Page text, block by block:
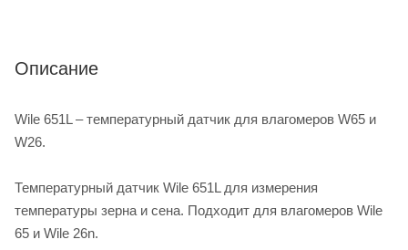
Описание
Wile 651L – температурный датчик для влагомеров W65 и
W26.
Температурный датчик Wile 651L для измерения
температуры зерна и сена. Подходит для влагомеров Wile
65 и Wile 26n.